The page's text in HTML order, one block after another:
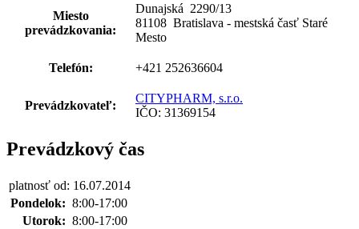
Miesto
prevádzkovania:
Dunajská 2290/13
81108 Bratislava - mestská časť Staré
Mesto
Telefón: +421 252636604
Prevádzkovateľ:
CITYPHARM, s.r.o.
IČO: 31369154
Prevádzkový čas
platnosť od: 16.07.2014
Pondelok: 8:00-17:00
Utorok: 8:00-17:00